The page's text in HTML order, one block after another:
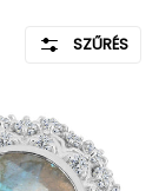
SZŰRÉS